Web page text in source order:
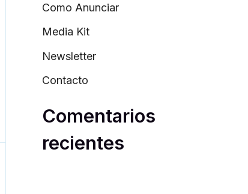
Como Anunciar
Media Kit
Newsletter
Contacto
Comentarios
recientes